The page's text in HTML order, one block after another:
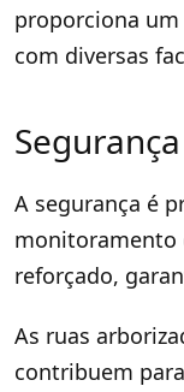
proporciona
com diversas
A segurança é
monitoramento
reforçado,
As ruas
contribuem